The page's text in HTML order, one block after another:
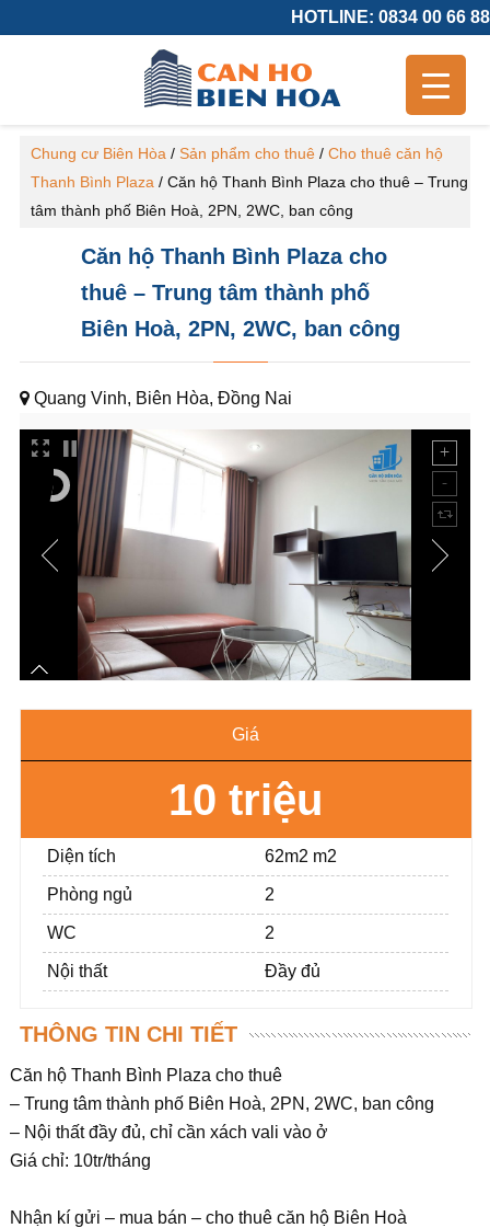
HOTLINE: 0834 00 66 88
Chung cư Biên Hòa / Sản phẩm cho thuê/ Cho thuê căn hộ
Thanh Bình Plaza / Căn hộ Thanh Bình Plaza cho thuê – Trung
tâm thành phố Biên Hoà, 2PN, 2WC, ban công
Căn hộ Thanh Bình Plaza cho
thuê – Trung tâm thành phố
Biên Hoà, 2PN, 2WC, ban công
Quang Vinh, Biên Hòa, Đồng Nai
Giá
10 triệu
Diện tích 62m2 m2
Phòng ngủ 2
WC 2
Nội thất Đầy đủ
THÔNG TIN CHI TIẾT
Căn hộ Thanh Bình Plaza cho thuê
– Trung tâm thành phố Biên Hoà, 2PN, 2WC, ban công
– Nội thất đầy đủ, chỉ cần xách vali vào ở
Giá chỉ: 10tr/tháng
Nhận kí gửi – mua bán – cho thuê căn hộ Biên Hoà